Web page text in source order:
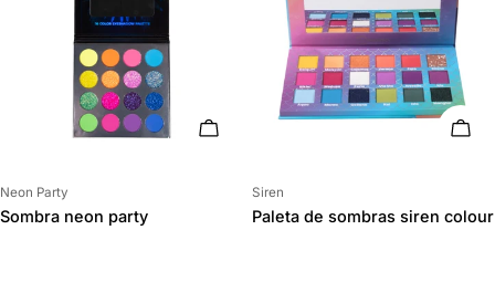
AÑADIR AL CARRITO
Proveedor:
Neon Party
Sombra neon party
Proveedor:
Siren
Paleta de sombras siren colour